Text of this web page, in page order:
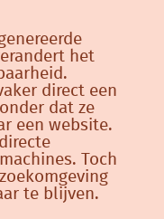
het
direct een
dat ze
een website.
Toch
te blijven.